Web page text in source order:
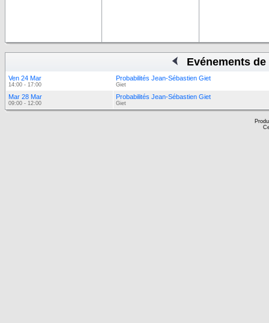
Evénements
Ven 24 Mar
14:00 - 17:00
Probabilités Jean-Sébastien Giet
Giet
Mar 28 Mar
09:00 - 12:00
Probabilités Jean-Sébastien Giet
Giet